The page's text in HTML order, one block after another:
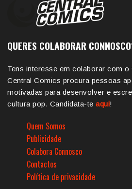
QUERES COLABORAR
Tens interesse em colaborar com
Central Comics procura pessoas
motivadas para desenvolver e
cultura pop. Candidata-te aqui!
Quem Somos
Publicidade
Colabora Connosco
Contactos
Política de privacidade